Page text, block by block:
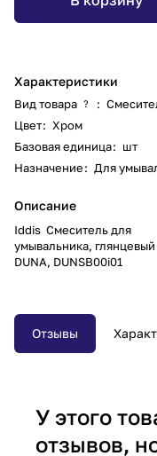
Характеристики
Вид товара ? :
Цвет: Хром
Базовая единица: шт
Назначение: Для
Описание
Iddis Смеситель для
умывальника,
DUNA, DUNSB00i01
Отзывы
У этого
отзывов,